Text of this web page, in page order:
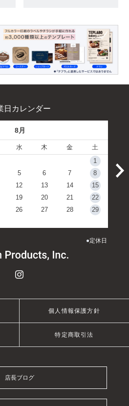
日カレンダー
8月
水 木 金
土
1
5 6 7
8
12 13 14
15
19 20 21
22
26 27 28
29
●定休日
個人情報保護方針
特定商取引法
店長ブログ